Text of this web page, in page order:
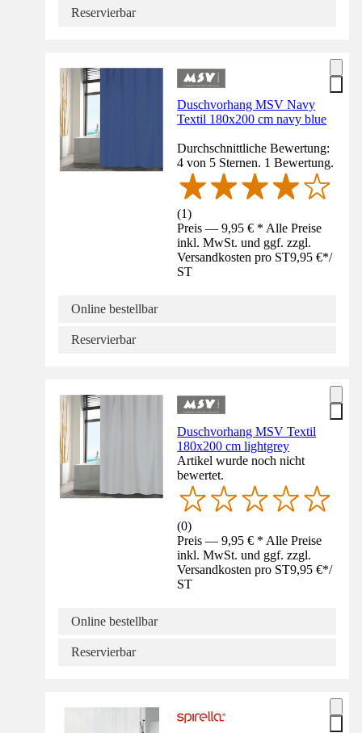
Reservierbar
Duschvorhang MSV Navy
Textil 180x200 cm navy blue
Durchschnittliche Bewertung:
4 von 5 Sternen. 1 Bewertung.
(1)
Preis — 9,95 € * Alle Preise
inkl. MwSt. und ggf. zzgl.
Versandkosten pro ST9,95 €*/
ST
Online bestellbar
Reservierbar
Duschvorhang MSV Textil
180x200 cm lightgrey
Artikel wurde noch nicht
bewertet.
(0)
Preis — 9,95 € * Alle Preise
inkl. MwSt. und ggf. zzgl.
Versandkosten pro ST9,95 €*/
ST
Online bestellbar
Reservierbar